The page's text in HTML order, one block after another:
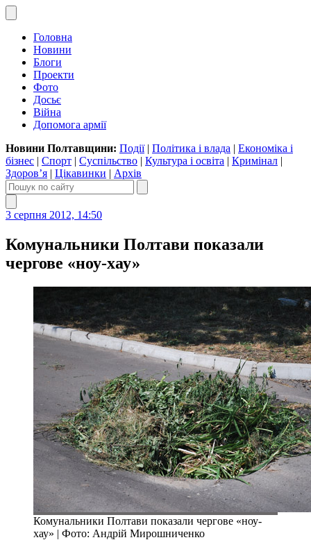
Головна
Новини
Блоги
Проекти
Фото
Досьє
Війна
Допомога армії
Новини Полтавщини: Події| Політика і влада | Економіка і
бізнес | Спорт | Суспільство | Культура і освіта | Кримінал |
Здоров’я | Цікавинки | Архів
3 серпня 2012, 14:50
Комунальники Полтави показали
чергове «ноу-хау»
Комунальники Полтави показали чергове «ноу-
хау» | Фото: Андрій Мирошниченко